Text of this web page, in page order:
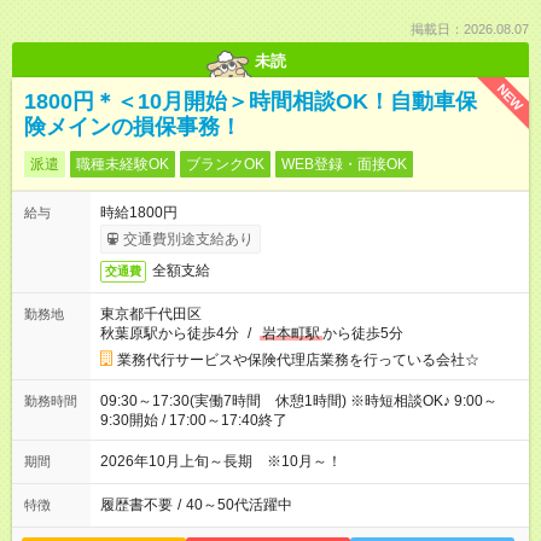
掲載日：2026.08.07
未読
NEW
1800円＊＜10月開始＞時間相談OK！自動車保
険メインの損保事務！
派遣 職種未経験OK ブランクOK WEB登録・面接OK
給与
時給1800円
交通費別途支給あり
交通費 全額支給
勤務地
東京都千代田区
秋葉原駅から徒歩4分 / 岩本町駅から徒歩5分
業務代行サービスや保険代理店業務を行っている会社☆
勤務時間
09:30～17:30(実働7時間 休憩1時間) ※時短相談OK♪ 9:00～
9:30開始 / 17:00～17:40終了
期間 2026年10月上旬～長期 ※10月～！
特徴 履歴書不要 / 40～50代活躍中